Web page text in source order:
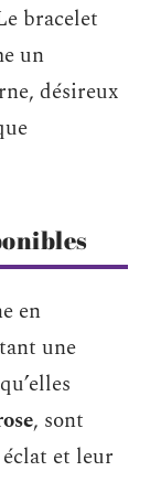
bracelet
un
désireux
en
une
, sont
et leur